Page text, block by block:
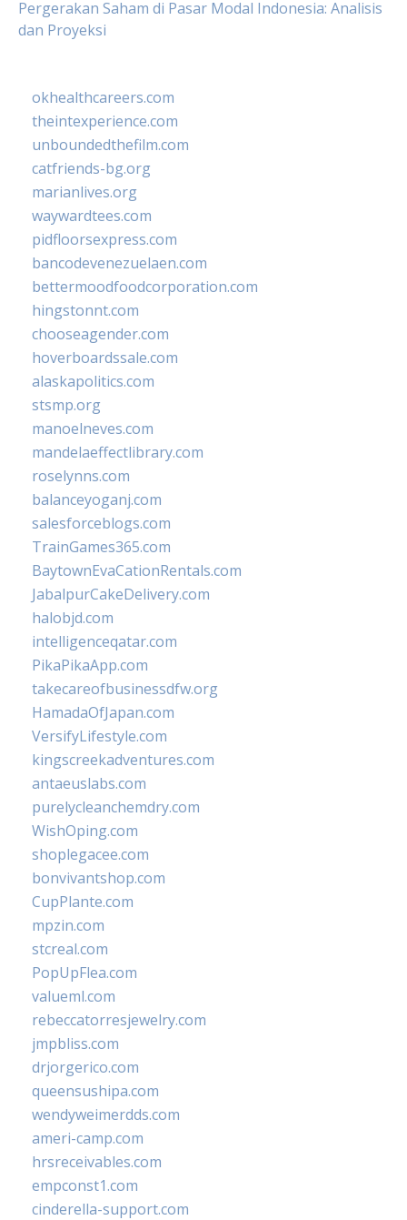
Pergerakan Saham di Pasar Modal Indonesia: Analisis
dan Proyeksi
okhealthcareers.com
theintexperience.com
unboundedthefilm.com
catfriends-bg.org
marianlives.org
waywardtees.com
pidfloorsexpress.com
bancodevenezuelaen.com
bettermoodfoodcorporation.com
hingstonnt.com
chooseagender.com
hoverboardssale.com
alaskapolitics.com
stsmp.org
manoelneves.com
mandelaeffectlibrary.com
roselynns.com
balanceyoganj.com
salesforceblogs.com
TrainGames365.com
BaytownEvaCationRentals.com
JabalpurCakeDelivery.com
halobjd.com
intelligenceqatar.com
PikaPikaApp.com
takecareofbusinessdfw.org
HamadaOfJapan.com
VersifyLifestyle.com
kingscreekadventures.com
antaeuslabs.com
purelycleanchemdry.com
WishOping.com
shoplegacee.com
bonvivantshop.com
CupPlante.com
mpzin.com
stcreal.com
PopUpFlea.com
valueml.com
rebeccatorresjewelry.com
jmpbliss.com
drjorgerico.com
queensushipa.com
wendyweimerdds.com
ameri-camp.com
hrsreceivables.com
empconst1.com
cinderella-support.com